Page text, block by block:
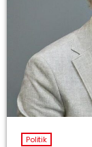
Politik